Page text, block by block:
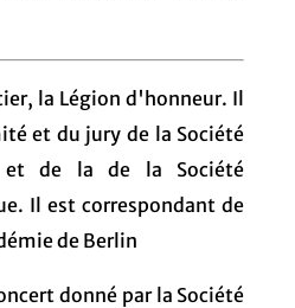
la Légion d'honneur. Il
et du jury de la Société
et de la de la Société
Il est correspondant de
de Berlin
donné par la Société